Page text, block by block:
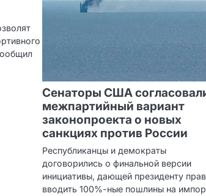
Сенаторы США
межпартийный вариант
законопроекта о новых
санкциях против России
Республиканцы и демократы
договорились о финальной версии
инициативы, дающей президенту
вводить 100%-ные пошлины на